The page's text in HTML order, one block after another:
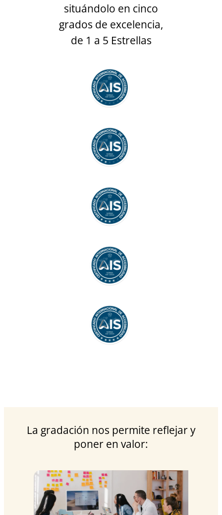
situándolo en cinco
grados de excelencia,
de 1 a 5 Estrellas
La gradación nos permite reflejar y
poner en valor: